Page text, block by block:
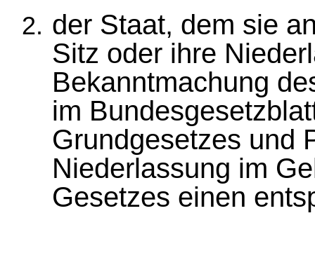
der Staat, dem sie
Sitz oder ihre
Bekanntmachung
im
Grundgesetzes und
Niederlassung im
Gesetzes einen